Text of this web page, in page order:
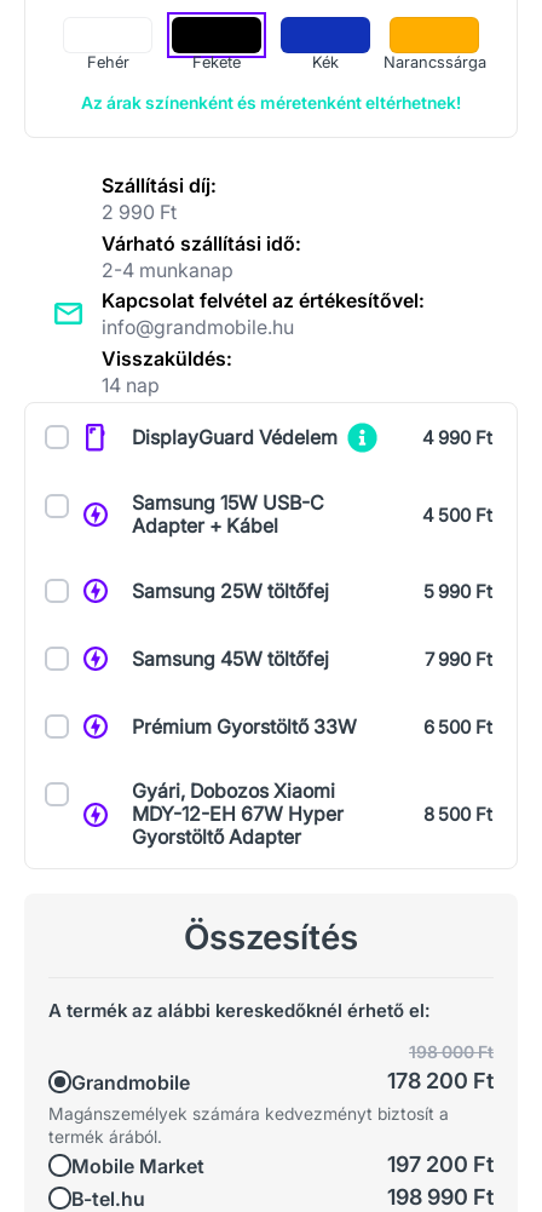
Fehér Fekete Kék Narancssárga
Az árak színenként és méretenként eltérhetnek!
Szállítási díj:
2 990 Ft
Várható szállítási idő:
2-4 munkanap
Kapcsolat felvétel az értékesítővel:
info@grandmobile.hu
Visszaküldés:
14 nap
KiegészítőkDisplayGuard Védelem 4 990 Ft
Samsung 15W USB-C
Adapter + Kábel
4 500 Ft
Samsung 25W töltőfej 5 990 Ft
Samsung 45W töltőfej 7 990 Ft
Prémium Gyorstöltő 33W 6 500 Ft
Gyári, Dobozos Xiaomi
MDY-12-EH 67W Hyper
Gyorstöltő Adapter
8 500 Ft
Összesítés
A termék az alábbi kereskedőknél érhető el:
Grandmobile
198 000 Ft
178 200 Ft
Magánszemélyek számára kedvezményt biztosít a
termék árából.
Mobile Market 197 200 Ft
B-tel.hu 198 990 Ft